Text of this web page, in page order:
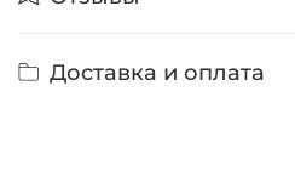
Доставка и оплата